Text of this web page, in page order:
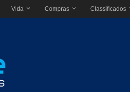
Vida Compras Classificados